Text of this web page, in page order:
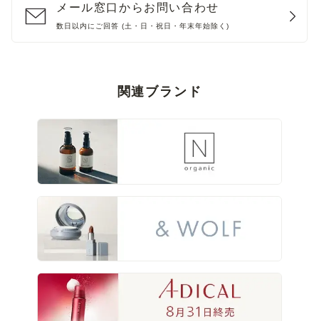
メール窓口からお問い合わせ
数日以内にご回答 (土・日・祝日・年末年始除く)
関連ブランド